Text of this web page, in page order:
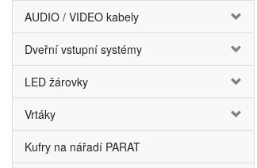
AUDIO / VIDEO kabely
Dveřní vstupní systémy
LED žárovky
Vrtáky
Kufry na nářadí PARAT